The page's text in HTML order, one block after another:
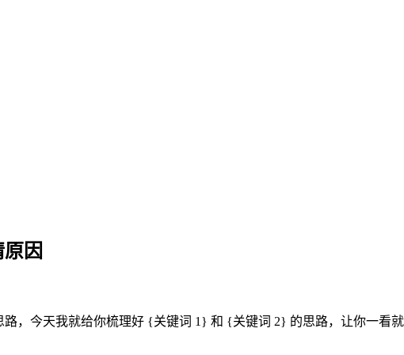
因
，今天我就给你梳理好 {关键词 1} 和 {关键词 2} 的思路，让你一看